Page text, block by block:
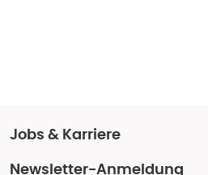
Jobs & Karriere
Newsletter-Anmeldung